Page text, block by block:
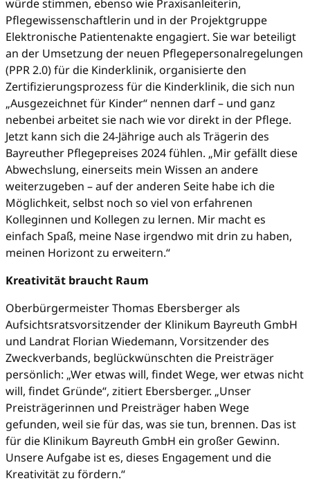
würde stimmen, ebenso wie Praxisanleiterin,
Pflegewissenschaftlerin und in der Projektgruppe
Elektronische Patientenakte engagiert. Sie war beteiligt
an der Umsetzung der neuen Pflegepersonalregelungen
(PPR 2.0) für die Kinderklinik, organisierte den
Zertifizierungsprozess für die Kinderklinik, die sich nun
„Ausgezeichnet für Kinder“ nennen darf – und ganz
nebenbei arbeitet sie nach wie vor direkt in der Pflege.
Jetzt kann sich die 24-Jährige auch als Trägerin des
Bayreuther Pflegepreises 2024 fühlen. „Mir gefällt diese
Abwechslung, einerseits mein Wissen an andere
weiterzugeben – auf der anderen Seite habe ich die
Möglichkeit, selbst noch so viel von erfahrenen
Kolleginnen und Kollegen zu lernen. Mir macht es
einfach Spaß, meine Nase irgendwo mit drin zu haben,
meinen Horizont zu erweitern.“
Kreativität braucht Raum
Oberbürgermeister Thomas Ebersberger als
Aufsichtsratsvorsitzender der Klinikum Bayreuth GmbH
und Landrat Florian Wiedemann, Vorsitzender des
Zweckverbands, beglückwünschten die Preisträger
persönlich: „Wer etwas will, findet Wege, wer etwas nicht
will, findet Gründe“, zitiert Ebersberger. „Unser
Preisträgerinnen und Preisträger haben Wege
gefunden, weil sie für das, was sie tun, brennen. Das ist
für die Klinikum Bayreuth GmbH ein großer Gewinn.
Unsere Aufgabe ist es, dieses Engagement und die
Kreativität zu fördern.“